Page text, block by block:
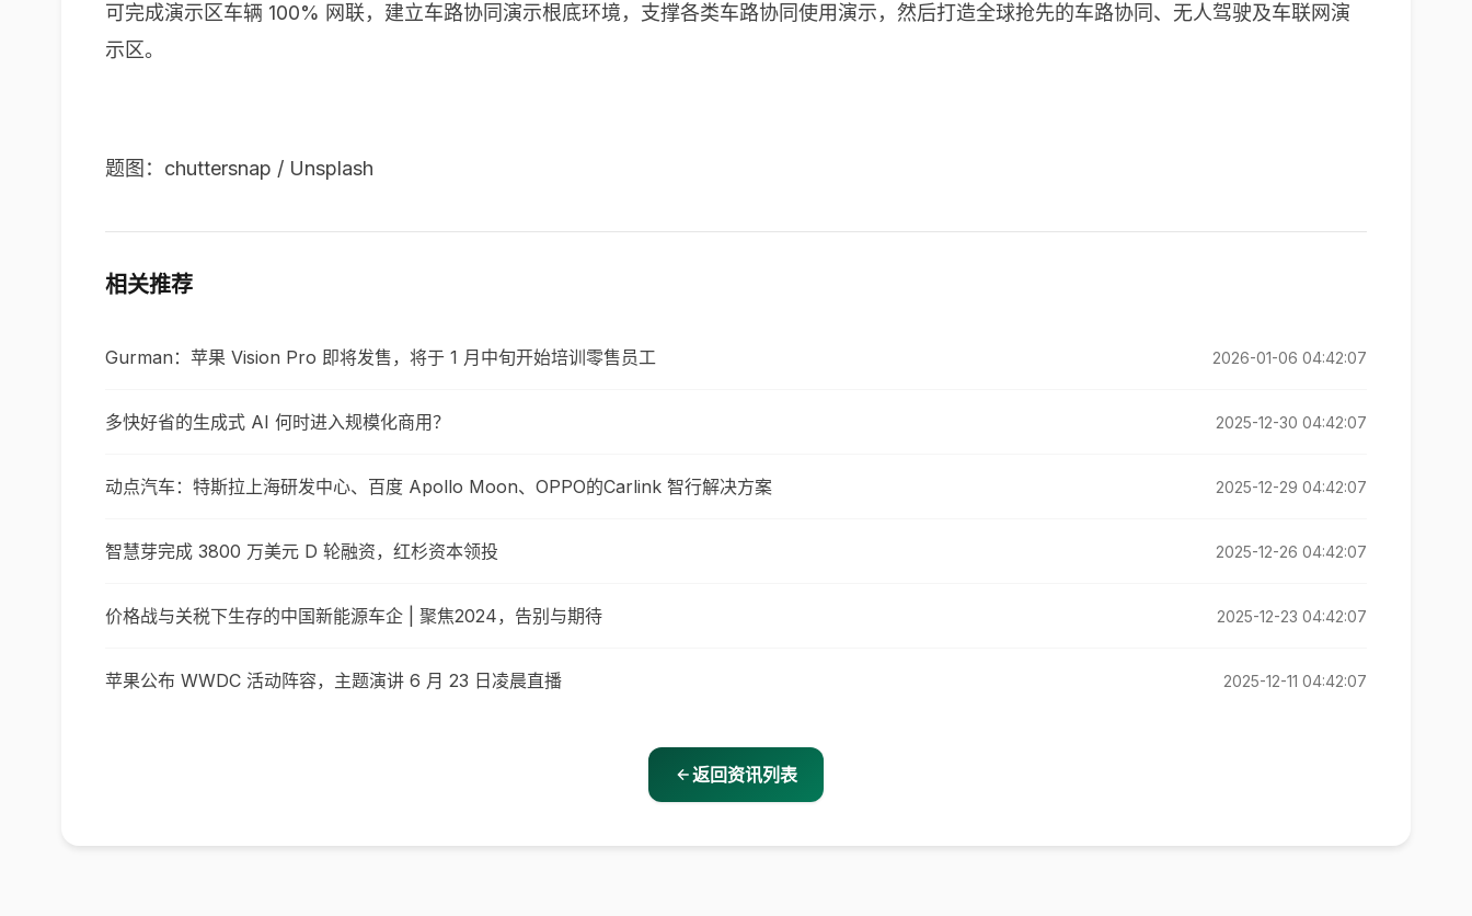
可完成演示区车辆 100% 网联，建立车路协同演示根底环境，支撑各类车路协同使用演示，然后打造全球抢先的车路协同、无人驾驶及车联网演
示区。
题图：chuttersnap / Unsplash
相关推荐
Gurman：苹果 Vision Pro 即将发售，将于 1 月中旬开始培训零售员工 2026-01-06 04:42:07
多快好省的生成式 AI 何时进入规模化商用？ 2025-12-30 04:42:07
动点汽车：特斯拉上海研发中心、百度 Apollo Moon、OPPO的Carlink 智行解决方案 2025-12-29 04:42:07
智慧芽完成 3800 万美元 D 轮融资，红杉资本领投 2025-12-26 04:42:07
价格战与关税下生存的中国新能源车企 | 聚焦2024，告别与期待 2025-12-23 04:42:07
苹果公布 WWDC 活动阵容，主题演讲 6 月 23 日凌晨直播 2025-12-11 04:42:07
返回资讯列表